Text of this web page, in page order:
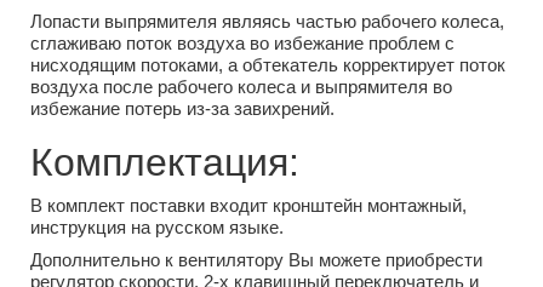
Лопасти выпрямителя являясь частью рабочего колеса,
сглаживаю поток воздуха во избежание проблем с
нисходящим потоками, а обтекатель корректирует поток
воздуха после рабочего колеса и выпрямителя во
избежание потерь из-за завихрений.
Комплектация:
В комплект поставки входит кронштейн монтажный,
инструкция на русском языке.
Дополнительно к вентилятору Вы можете приобрести
регулятор скорости, 2-х клавишный переключатель и